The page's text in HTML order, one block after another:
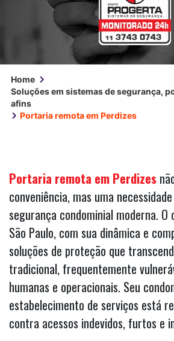
Home
Soluções em sistemas de segurança,
afins
Portaria remota em Perdizes
Portaria remota em Perdizes
conveniência, mas uma
segurança condominial moderna. O
São Paulo, com sua dinâmica e
soluções de proteção que
tradicional, frequentemente
humanas e operacionais. Seu
estabelecimento de serviços está
contra acessos indevidos, furtos e